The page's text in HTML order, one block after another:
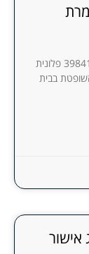
פסק הדין של בית הדין הארצי לעבודה בעניין 39841-11-20 פלונית
החלטת השופטת בבית
אישור